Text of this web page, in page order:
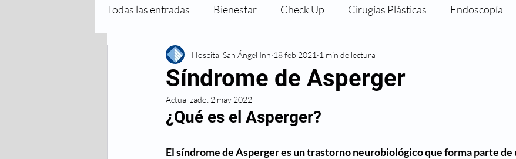
Todas las entradas Bienestar Check Up Cirugías Plásticas Endoscopía
Enfermedades Digestivas Resonancia Magnética
Enfermedades Lesiones Deportivas
Respiratorias Vacunas Cáncer Cesárea Cirugía Maternidad
Síndrome de Asperger
Hospital San Ángel Inn 18 feb 2021 1 min de lectura
Actualizado: 2 may 2022
¿Qué es el Asperger?
El síndrome de Asperger es un trastorno neurobiológico que forma parte de